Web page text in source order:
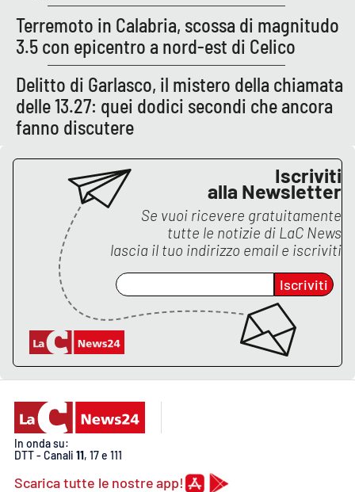
LaC Network
LaC OnAir
EDIZIONI
LOCALI
Crotone
Vibo Valentia
Reggio Calabria
Cosenza
Lamezia Terme
PROGETTI
SPECIALI
Buona Sanità Calabria
Terremoto in Calabria, scossa di magnitudo
3.5 con epicentro a nord-est di Celico
Delitto di Garlasco, il mistero della chiamata
delle 13.27: quei dodici secondi che ancora
fanno discutere
Iscriviti
alla Newsletter
Se vuoi ricevere gratuitamente
tutte le notizie di LaC News
lascia il tuo indirizzo email e iscriviti
Iscriviti
In onda su:
DTT - Canali 11, 17 e 111
Scarica tutte le nostre app!